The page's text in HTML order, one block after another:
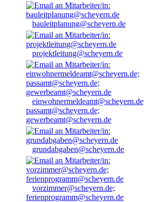
bauleitplanung@scheyern.de
projektleitung@scheyern.de
passamt@scheyern.de;
gewerbeamt@scheyern.de
grundabgaben@scheyern.de
vorzimmer@scheyern.de;
ferienprogramm@scheyern.de